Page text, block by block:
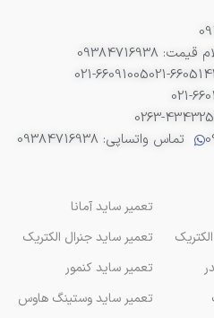
021-
021-66091005
021-
0263-
تماس واتساپی: 09384716938
تعمیر ساید آمانا
تعمیر ساید جنرال الکتریک
تعمیر ساید کنمور
تعمیر ساید وستینگ هاوس